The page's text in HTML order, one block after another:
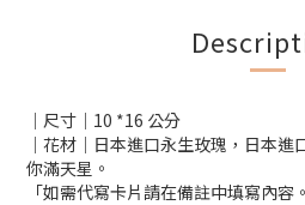
｜尺寸｜10 *16 公分
｜花材｜日本進口永生玫瑰，日本
你滿天星。
「如需代寫卡片請在備註中填寫內容